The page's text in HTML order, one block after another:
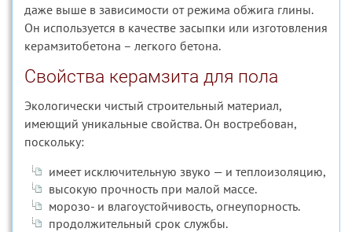
даже выше в зависимости от режима обжига глины.
Он используется в качестве засыпки или изготовления
керамзитобетона – легкого бетона.
Свойства керамзита для пола
Экологически чистый строительный материал,
имеющий уникальные свойства. Он востребован,
поскольку:
имеет исключительную звуко — и теплоизоляцию,
высокую прочность при малой массе.
морозо- и влагоустойчивость, огнеупорность.
продолжительный срок службы.